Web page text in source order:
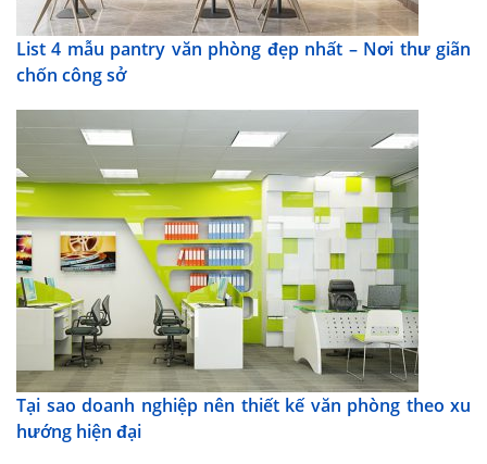
List 4 mẫu pantry văn phòng đẹp nhất – Nơi thư giãn
chốn công sở
Tại sao doanh nghiệp nên thiết kế văn phòng theo xu
hướng hiện đại